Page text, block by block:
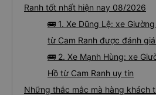
Ranh tốt nhất hiện nay 08/2026
🚌 1. Xe Dũng Lệ: xe
từ Cam Ranh được đánh
🚌 2. Xe Mạnh Hùng: xe
Hồ từ Cam Ranh uy tín
Những thắc mắc mà hàng khách